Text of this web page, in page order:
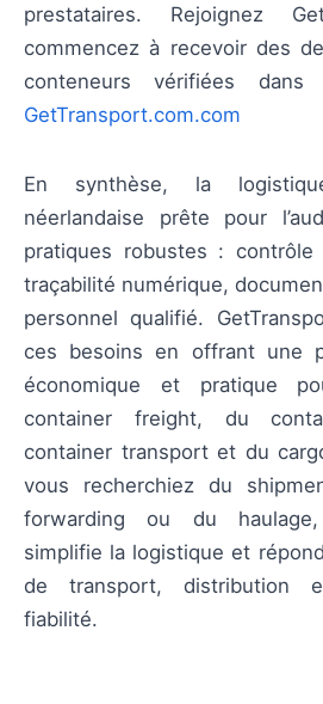
prestataires. Rejoignez
commencez à recevoir des
conteneurs vérifiées
GetTransport.com.com
En synthèse, la
néerlandaise prête pour
pratiques robustes :
traçabilité numérique,
personnel qualifié.
ces besoins en offrant une
économique et pratique
container freight, du
container transport et du
vous recherchiez du
forwarding ou du haulage,
simplifie la logistique et
de transport, distribution
fiabilité.